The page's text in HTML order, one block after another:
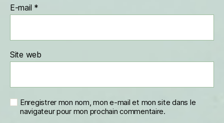
E-mail *
Site web
Enregistrer mon nom, mon e-mail et mon site dans le
navigateur pour mon prochain commentaire.